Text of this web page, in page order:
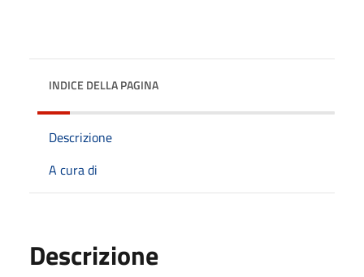
INDICE DELLA PAGINA
Descrizione
A cura di
Descrizione